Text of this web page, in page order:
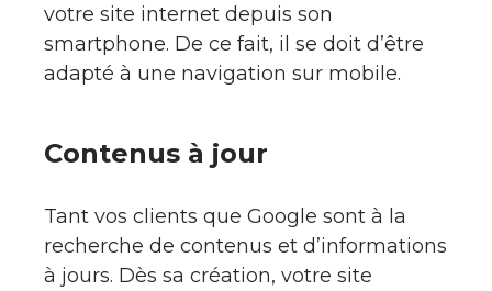
votre site internet depuis son
smartphone. De ce fait, il se doit d’être
adapté à une navigation sur mobile.
Contenus à jour
Tant vos clients que Google sont à la
recherche de contenus et d’informations
à jours. Dès sa création, votre site